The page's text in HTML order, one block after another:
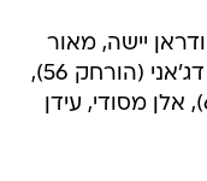
יישה, מאור
זוהר, אדיר טובול, יוסי אופיר, קובי דג'אני (הורחק 56),
דוד רביבו, ניר נחום (עידן מליחי 61), אלן מסודי, עידן